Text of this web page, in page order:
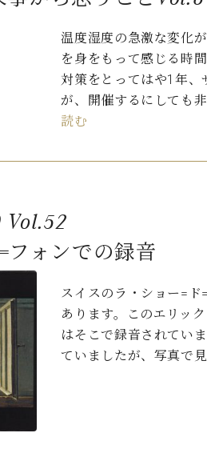
ル
ュタイン デジタル)
ベヒシュタインを弾く前に
ベヒシュタイン・シューレ
納入実績 ホール・スタジオ
納入実績 音楽教室
カスタマーサービス(調律)
音楽の小道）
温度湿度の急激な変化
を身をもって感じる時
対策をとってはや1年、
が、開催するにしても
読む
Vol.52
フォンでの録音
スイスのラ・ショー=
あります。このエリッ
はそこで録音されてい
ていましたが、写真で